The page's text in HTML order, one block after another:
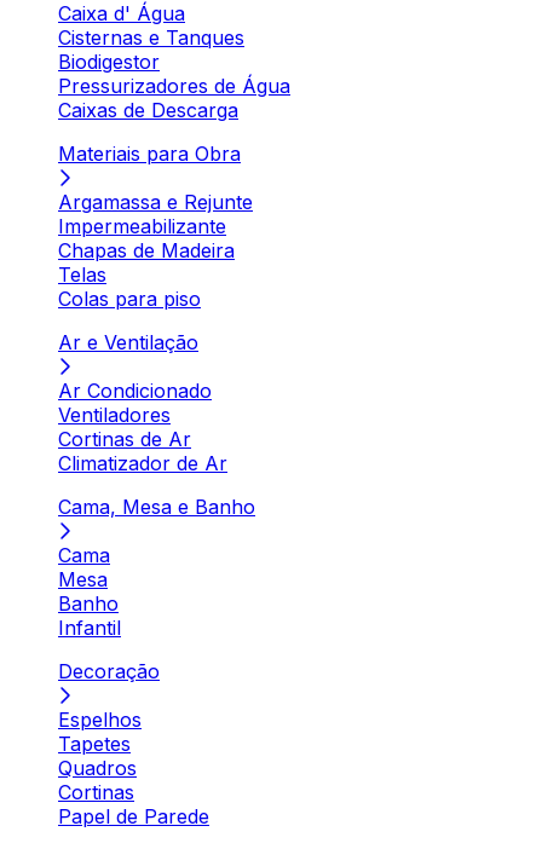
Caixa d' Água
Cisternas e Tanques
Biodigestor
Pressurizadores de Água
Caixas de Descarga
Materiais para Obra
Argamassa e Rejunte
Impermeabilizante
Chapas de Madeira
Telas
Colas para piso
Ar e Ventilação
Ar Condicionado
Ventiladores
Cortinas de Ar
Climatizador de Ar
Cama, Mesa e Banho
Cama
Mesa
Banho
Infantil
Decoração
Espelhos
Tapetes
Quadros
Cortinas
Papel de Parede